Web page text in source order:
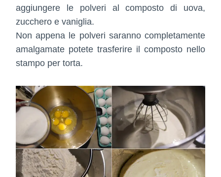
aggiungere le polveri al composto di uova,
zucchero e vaniglia.
Non appena le polveri saranno completamente
amalgamate potete trasferire il composto nello
stampo per torta.